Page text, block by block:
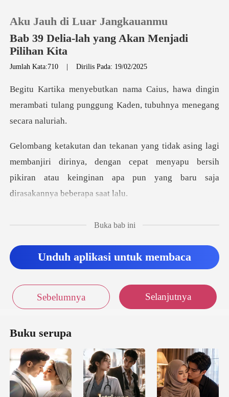
Pengisian Ulang
Keluar
Unduh Aplikasi
Aku Jauh di Luar Jangkauanmu
Bab 39 Delia-lah yang Akan Menjadi
Pilihan Kita
Jumlah Kata:710 |Dirilis Pada: 19/02/2025
hawa dingin
merambati tulang punggung K
jiri dirinya, dengan cepat menyapu bersih
pikiran atau keing
Buka bab ini
Unduh aplikasi untuk membaca
Sebelumnya Selanjutnya
Buku serupa